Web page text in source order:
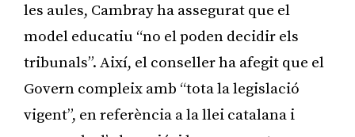
les aules, Cambray ha assegurat que el
model educatiu “no el poden decidir els
tribunals”. Així, el conseller ha afegit que el
Govern compleix amb “tota la legislació
vigent”, en referència a la llei catalana i